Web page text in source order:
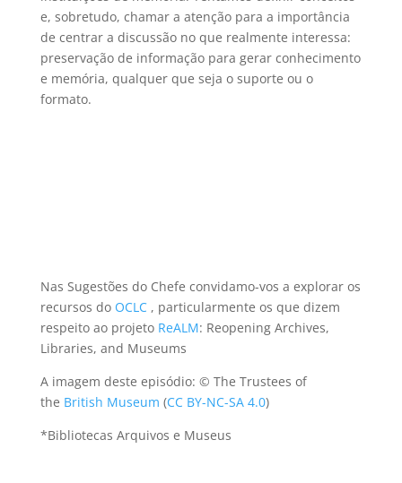
e, sobretudo, chamar a atenção para a importância
de centrar a discussão no que realmente interessa:
preservação de informação para gerar conhecimento
e memória, qualquer que seja o suporte ou o
formato.
Nas Sugestões do Chefe convidamo-vos a explorar os
recursos do OCLC, particularmente os que dizem
respeito ao projeto ReALM: Reopening Archives,
Libraries, and Museums
A imagem deste episódio: © The Trustees of
the British Museum (CC BY-NC-SA 4.0)
*Bibliotecas Arquivos e Museus